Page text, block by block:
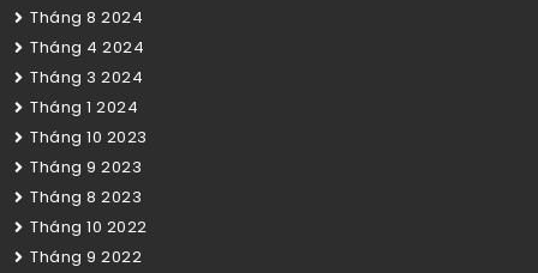
Tháng 8 2024
Tháng 4 2024
Tháng 3 2024
Tháng 1 2024
Tháng 10 2023
Tháng 9 2023
Tháng 8 2023
Tháng 10 2022
Tháng 9 2022